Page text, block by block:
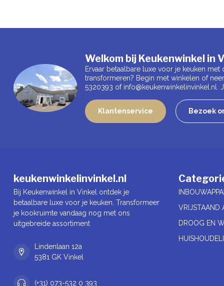
Welkom bij Keukenwinkel in
Ervaar betaalbare luxe voor je keuken
transformeren? Begin met winkelen of
5320393 of info@keukenwinkelinvinkel.nl
Klantenservice Bezoek
keukenwinkelinvinkel.nl
Bij Keukenwinkel in Vinkel ontdek je
betaalbare luxe voor je keuken. Transformeer
je kookruimte vandaag nog met ons
uitgebreide assortiment
Lindenlaan 12a
5381 GK Vinkel
(+31) 073-532 0 393
VRIJSTAAND
DROOG EN